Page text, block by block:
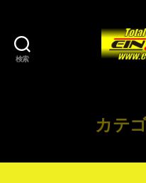
検索
カテ